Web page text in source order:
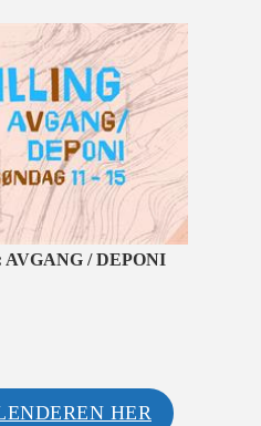
AVGANG / DEPONI
HER